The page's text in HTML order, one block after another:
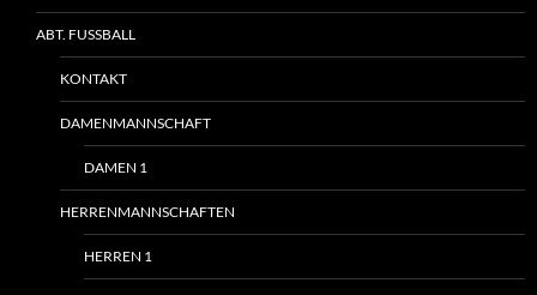
ABT. FUSSBALL
KONTAKT
DAMENMANNSCHAFT
DAMEN 1
HERRENMANNSCHAFTEN
HERREN 1